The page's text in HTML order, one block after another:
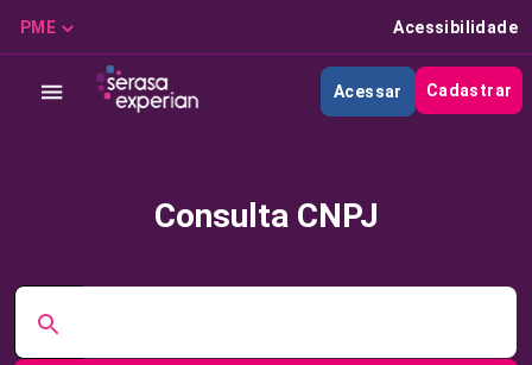
PME Acessibilidade
Acessar Cadastrar
Consulta CNPJ